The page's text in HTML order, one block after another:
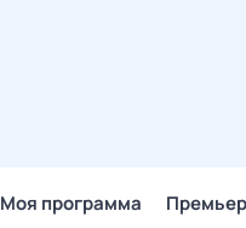
Моя программа